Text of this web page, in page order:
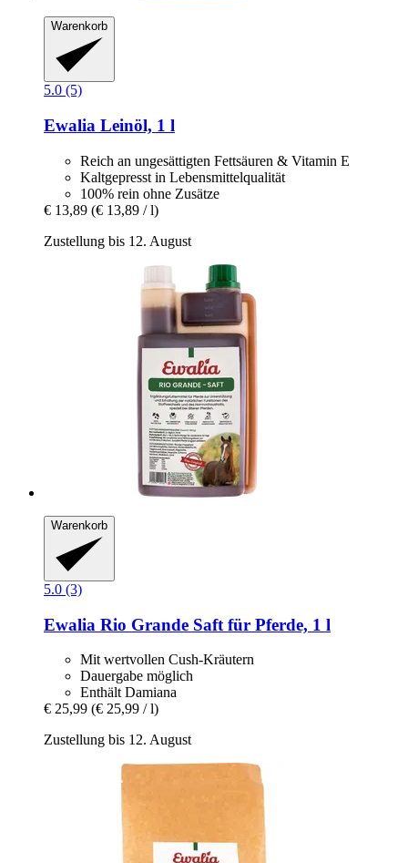
Warenkorb
5.0 (5)
Ewalia Leinöl, 1 l
Reich an ungesättigten Fettsäuren & Vitamin E
Kaltgepresst in Lebensmittelqualität
100% rein ohne Zusätze
€ 13,89 (€ 13,89 / l)
Zustellung bis 12. August
Warenkorb
5.0 (3)
Ewalia Rio Grande Saft für Pferde, 1 l
Mit wertvollen Cush-Kräutern
Dauergabe möglich
Enthält Damiana
€ 25,99 (€ 25,99 / l)
Zustellung bis 12. August